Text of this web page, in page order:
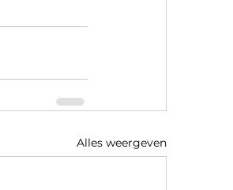
Alles weergeven